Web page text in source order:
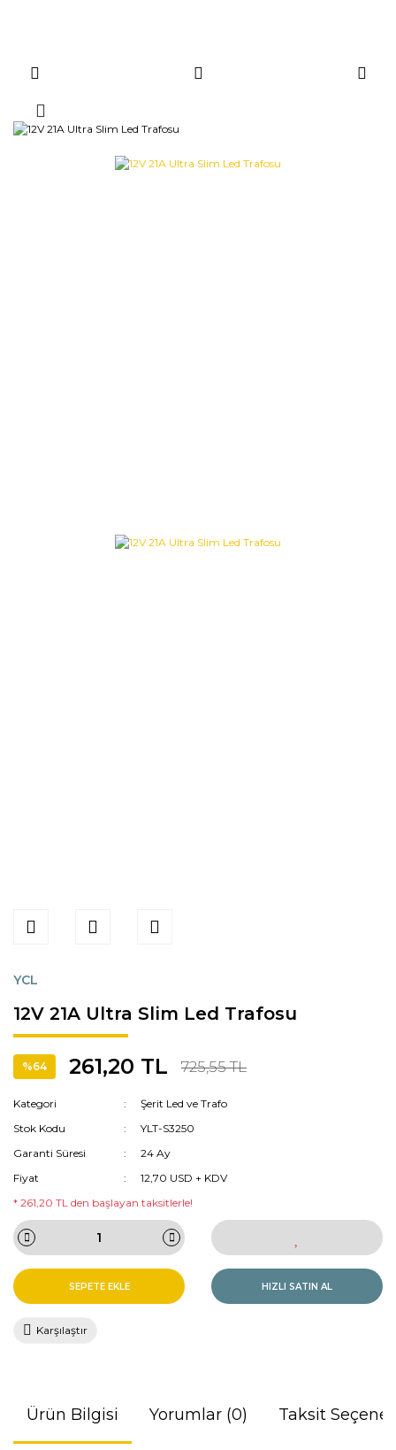
YCL
12V 21A Ultra Slim Led Trafosu
%64 261,20 TL 725,55 TL
Kategori
Şerit Led ve Trafo
Stok Kodu
YLT-S3250
Garanti Süresi
24 Ay
Fiyat
12,70 USD + KDV
* 261,20 TL den başlayan taksitlerle!
SEPETE EKLE HIZLI SATIN AL
Karşılaştır
Ürün Bilgisi Yorumlar (0) Taksit